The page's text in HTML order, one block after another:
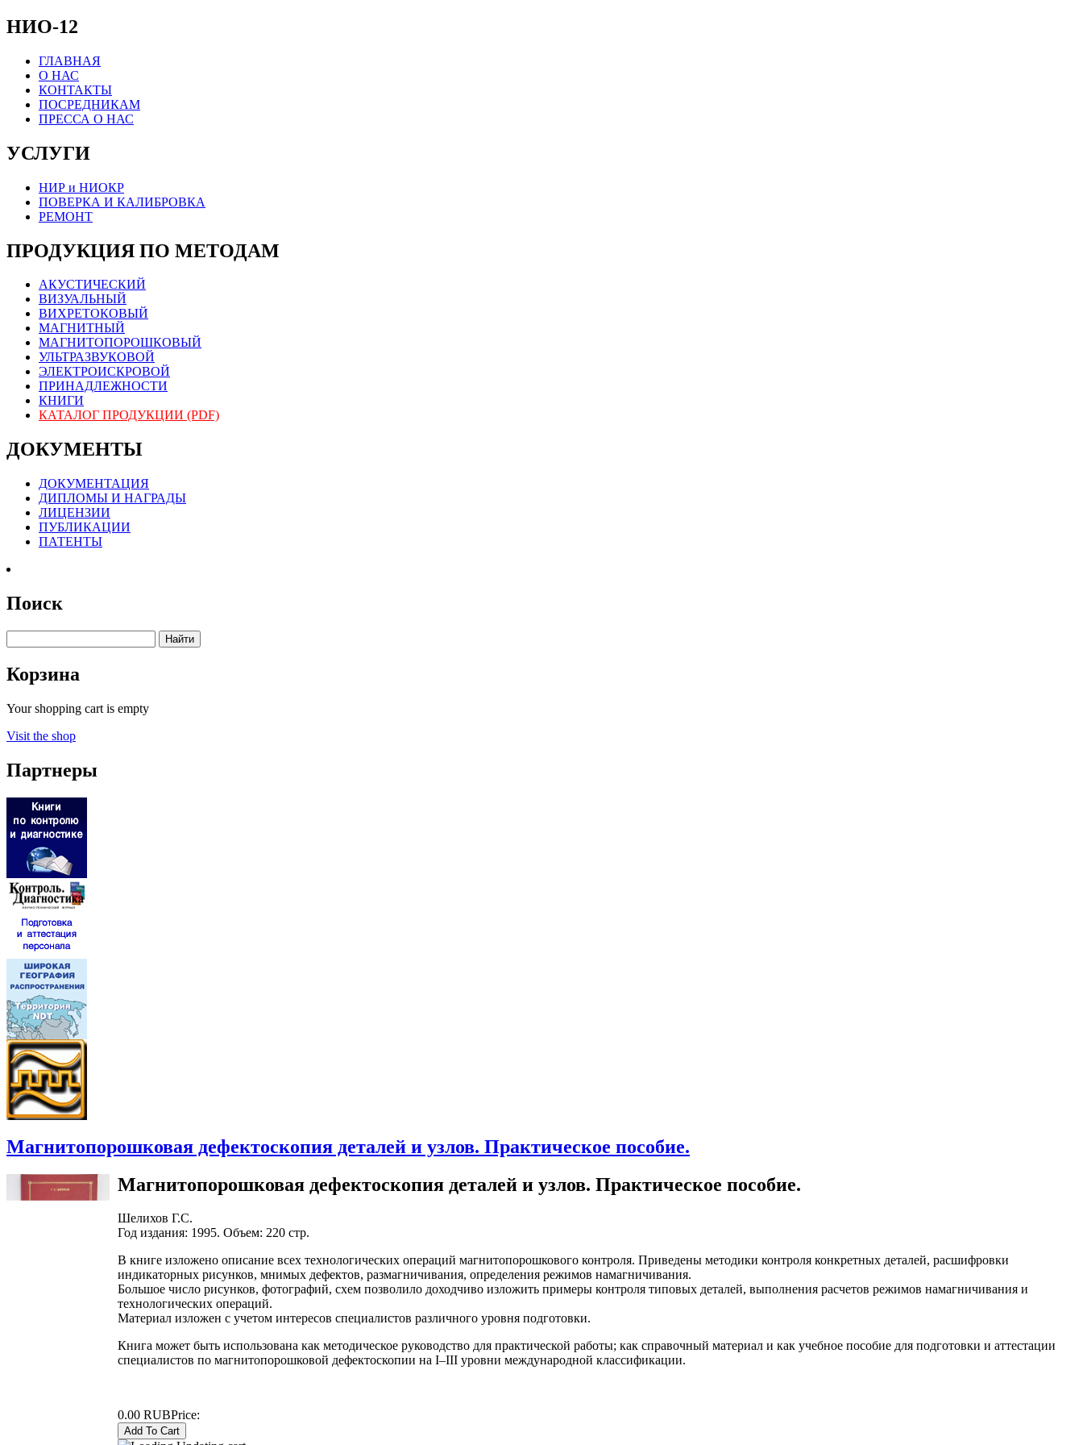
НИО-12
ГЛАВНАЯ
О НАС
КОНТАКТЫ
ПОСРЕДНИКАМ
ПРЕССА О НАС
УСЛУГИ
НИР и НИОКР
ПОВЕРКА И КАЛИБРОВКА
РЕМОНТ
ПРОДУКЦИЯ ПО МЕТОДАМ
АКУСТИЧЕСКИЙ
ВИЗУАЛЬНЫЙ
ВИХРЕТОКОВЫЙ
МАГНИТНЫЙ
МАГНИТОПОРОШКОВЫЙ
УЛЬТРАЗВУКОВОЙ
ЭЛЕКТРОИСКРОВОЙ
ПРИНАДЛЕЖНОСТИ
КНИГИ
КАТАЛОГ ПРОДУКЦИИ (PDF)
ДОКУМЕНТЫ
ДОКУМЕНТАЦИЯ
ДИПЛОМЫ И НАГРАДЫ
ЛИЦЕНЗИИ
ПУБЛИКАЦИИ
ПАТЕНТЫ
Поиск
Корзина
Your shopping cart is empty
Visit the shop
Партнеры
Магнитопорошковая дефектоскопия деталей и узлов. Практическое пособие.
Магнитопорошковая дефектоскопия деталей и узлов. Практическое пособие.
Шелихов Г.С.
Год издания: 1995. Объем: 220 стр.
В книге изложено описание всех технологических операций магнитопорошкового контроля. Приведены методики контроля конкретных деталей, расшифровки
индикаторных рисунков, мнимых дефектов, размагничивания, определения режимов намагничивания.
Большое число рисунков, фотографий, схем позволило доходчиво изложить примеры контроля типовых деталей, выполнения расчетов режимов намагничивания и
технологических операций.
Материал изложен с учетом интересов специалистов различного уровня подготовки.
Книга может быть использована как методическое руководство для практической работы; как справочный материал и как учебное пособие для подготовки и аттестации
специалистов по магнитопорошковой дефектоскопии на I–III уровни международной классификации.
0.00 RUBPrice: